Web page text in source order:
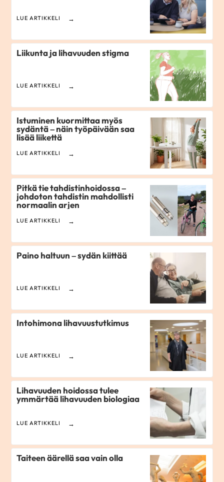
LUE ARTIKKELI
Liikunta ja lihavuuden stigma
LUE ARTIKKELI
Istuminen kuormittaa myös
sydäntä – näin työpäivään saa
lisää liikettä
LUE ARTIKKELI
Pitkä tie tahdistinhoidossa –
johdoton tahdistin mahdollisti
normaalin arjen
LUE ARTIKKELI
Paino haltuun – sydän kiittää
LUE ARTIKKELI
Intohimona lihavuustutkimus
LUE ARTIKKELI
Lihavuuden hoidossa tulee
ymmärtää lihavuuden biologiaa
LUE ARTIKKELI
Taiteen äärellä saa vain olla